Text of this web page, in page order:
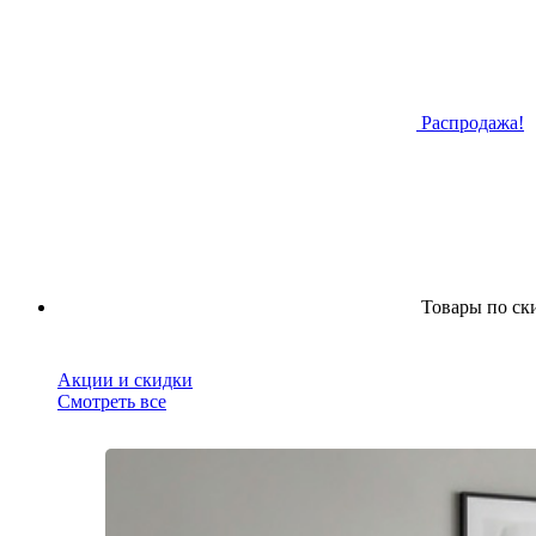
Распродажа!
Товары по
Акции и скидки
Смотреть все